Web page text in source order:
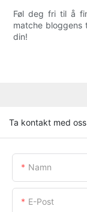
Føl deg fri til å
matche bloggens
din!
Ta kontakt med oss
Namn
E-Post